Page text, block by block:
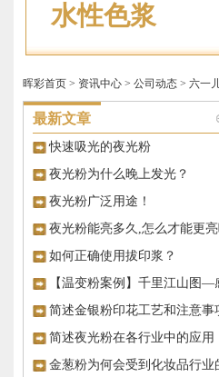
水性色浆
晖彩首页 > 资讯中心 > 公司动态 > 六一
最新文章
快速吸光的夜光粉
夜光粉为什么晚上发光？
夜光粉广泛用途！
夜光粉能亮多久,怎么才能更
如何正确使用拔印浆？
【温变粉案例】千里江山图—
简述金银粉印花工艺和注意事
简述夜光粉在各行业中的应用
金葱粉为何会受到化妆品行业